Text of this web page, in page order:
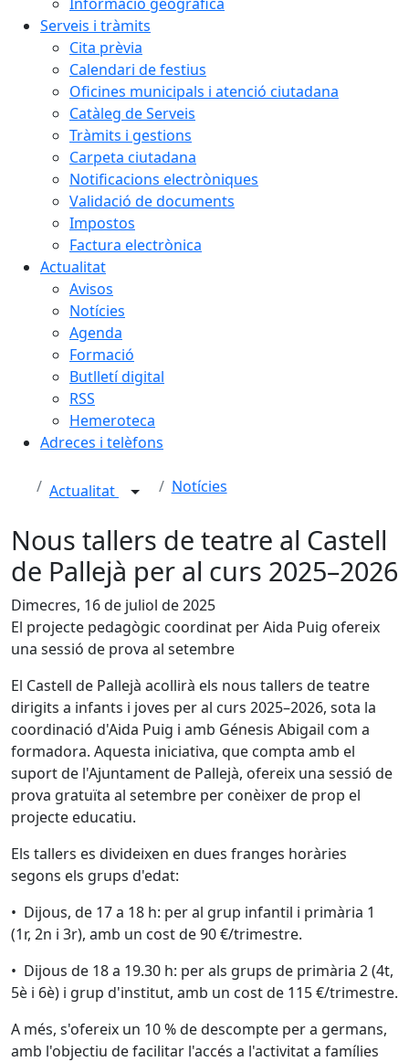
Serveis i tràmits
Cita prèvia
Calendari de festius
Oficines municipals i atenció ciutadana
Catàleg de Serveis
Tràmits i gestions
Carpeta ciutadana
Notificacions electròniques
Validació de documents
Impostos
Factura electrònica
Actualitat
Avisos
Notícies
Agenda
Formació
Butlletí digital
RSS
Hemeroteca
Adreces i telèfons
Actualitat Notícies
Nous tallers de teatre al Castell
de Pallejà per al curs 2025–2026
Dimecres, 16 de juliol de 2025
El projecte pedagògic coordinat per Aida Puig ofereix
una sessió de prova al setembre
El Castell de Pallejà acollirà els nous tallers de teatre
dirigits a infants i joves per al curs 2025–2026, sota la
coordinació d'Aida Puig i amb Génesis Abigail com a
formadora. Aquesta iniciativa, que compta amb el
suport de l'Ajuntament de Pallejà, ofereix una sessió de
prova gratuïta al setembre per conèixer de prop el
projecte educatiu.
Els tallers es divideixen en dues franges horàries
segons els grups d'edat:
• Dijous, de 17 a 18 h: per al grup infantil i primària 1
(1r, 2n i 3r), amb un cost de 90 €/trimestre.
• Dijous de 18 a 19.30 h: per als grups de primària 2 (4t,
5è i 6è) i grup d'institut, amb un cost de 115 €/trimestre.
A més, s'ofereix un 10 % de descompte per a germans,
amb l'objectiu de facilitar l'accés a l'activitat a famílies